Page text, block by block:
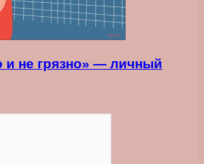
и не грязно» — личный